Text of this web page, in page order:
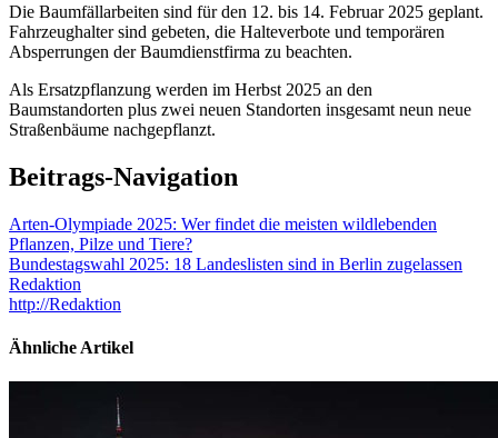
Die Baumfällarbeiten sind für den 12. bis 14. Februar 2025 geplant.
Fahrzeughalter sind gebeten, die Halteverbote und temporären
Absperrungen der Baumdienstfirma zu beachten.
Als Ersatzpflanzung werden im Herbst 2025 an den
Baumstandorten plus zwei neuen Standorten insgesamt neun neue
Straßenbäume nachgepflanzt.
Beitrags-Navigation
Arten-Olympiade 2025: Wer findet die meisten wildlebenden
Pflanzen, Pilze und Tiere?
Bundestagswahl 2025: 18 Landeslisten sind in Berlin zugelassen
Redaktion
http://Redaktion
Ähnliche Artikel